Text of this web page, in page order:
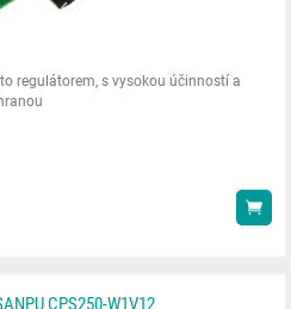
regulátorem, s vysokou účinností a
CPS250-W1V12